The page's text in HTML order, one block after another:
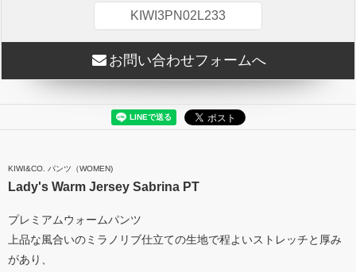
KIWI3PN02L233
お問い合わせフォームへ
KIWI&CO. パンツ（WOMEN)
Lady's Warm Jersey Sabrina PT
プレミアムウォームパンツ
上品な風合いのミラノリブ仕立ての生地で程よいストレッチと厚み
があり、